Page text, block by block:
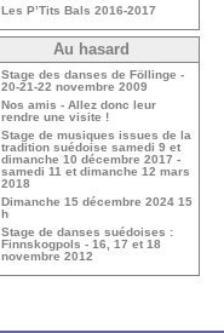
Les P’Tits Bals 2016-2017
Au hasard
Stage des danses de Föllinge -
20-21-22 novembre 2009
Nos amis - Allez donc leur
rendre une visite !
Stage de musiques issues de la
tradition suédoise samedi 9 et
dimanche 10 décembre 2017 -
samedi 11 et dimanche 12 mars
2018
Dimanche 15 décembre 2024 15
h
Stage de danses suédoises :
Finnskogpols - 16, 17 et 18
novembre 2012